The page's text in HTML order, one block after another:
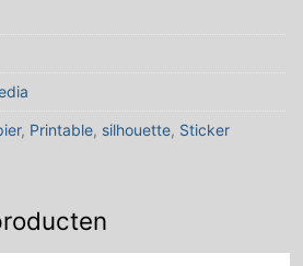
, Printable, silhouette, Sticker